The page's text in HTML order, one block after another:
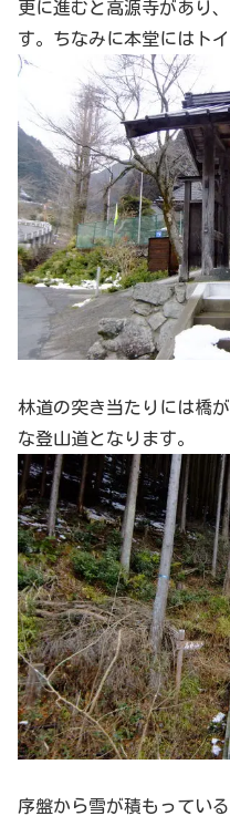
更に進むと高源寺があり
す。ちなみに本堂にはトイ
林道の突き当たりには橋
な登山道となります。
序盤から雪が積もっている